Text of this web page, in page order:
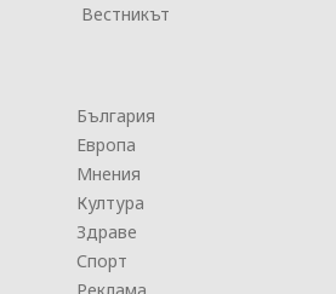
Вестникът
България
Европа
Мнения
Култура
Здраве
Спорт